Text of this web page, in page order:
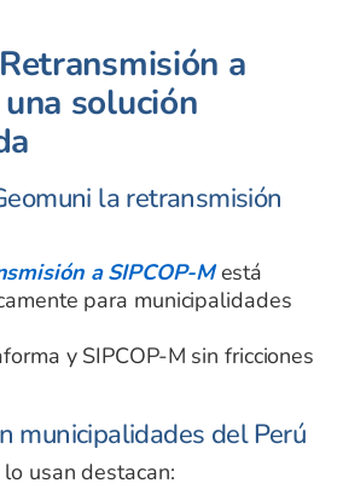
a
solución
la retransmisión
a SIPCOP-Mestá
para municipalidades
y SIPCOP-M sin fricciones
municipalidades del Perú
usan destacan: